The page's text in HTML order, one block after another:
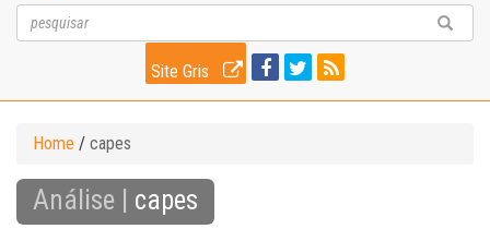
Site Gris
Home / capes
Análise | capes